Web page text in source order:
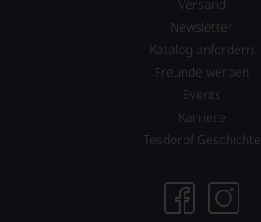
Versand
Newsletter
Katalog anfordern
Freunde werben
Events
Karriere
Tesdorpf Geschichte